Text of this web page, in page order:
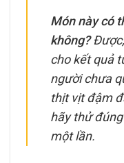
Món này có
không?Được,
cho kết quả
người chưa
thịt vịt đậm
hãy thử
một lần.